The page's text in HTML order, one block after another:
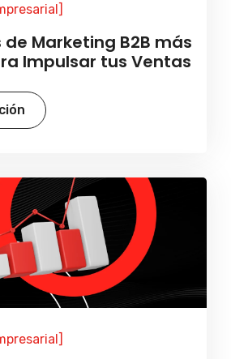
Marketing B2B más
Impulsar tus Ventas